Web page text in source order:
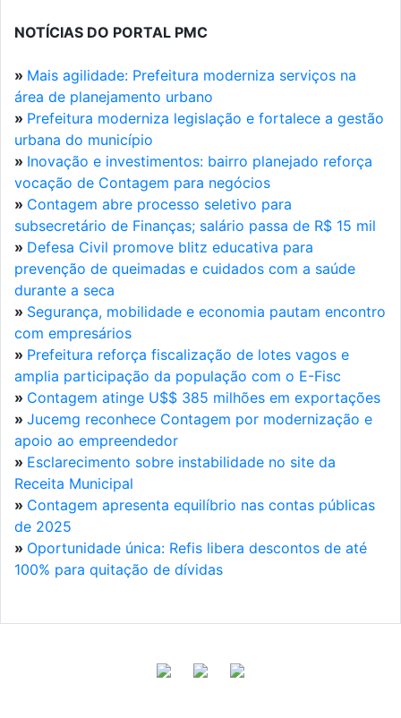
NOTÍCIAS DO PORTAL PMC
» Mais agilidade: Prefeitura moderniza serviços na
área de planejamento urbano
» Prefeitura moderniza legislação e fortalece a gestão
urbana do município
» Inovação e investimentos: bairro planejado reforça
vocação de Contagem para negócios
» Contagem abre processo seletivo para
subsecretário de Finanças; salário passa de R$ 15 mil
» Defesa Civil promove blitz educativa para
prevenção de queimadas e cuidados com a saúde
durante a seca
» Segurança, mobilidade e economia pautam encontro
com empresários
» Prefeitura reforça fiscalização de lotes vagos e
amplia participação da população com o E-Fisc
» Contagem atinge U$$ 385 milhões em exportações
» Jucemg reconhece Contagem por modernização e
apoio ao empreendedor
» Esclarecimento sobre instabilidade no site da
Receita Municipal
» Contagem apresenta equilíbrio nas contas públicas
de 2025
» Oportunidade única: Refis libera descontos de até
100% para quitação de dívidas